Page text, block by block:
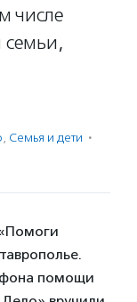
числе
семьи,
, Семья и дети ·
фона помощи